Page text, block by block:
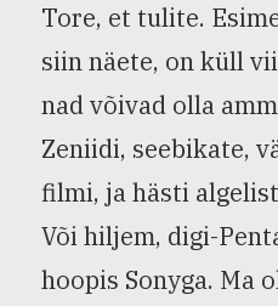
Tore, et tulite.
siin näete, on küll
nad võivad olla
Zeniidi, seebikate,
filmi, ja hästi
Või hiljem, digi-
hoopis Sonyga. Ma